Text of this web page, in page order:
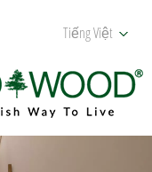
Tiếng Việt